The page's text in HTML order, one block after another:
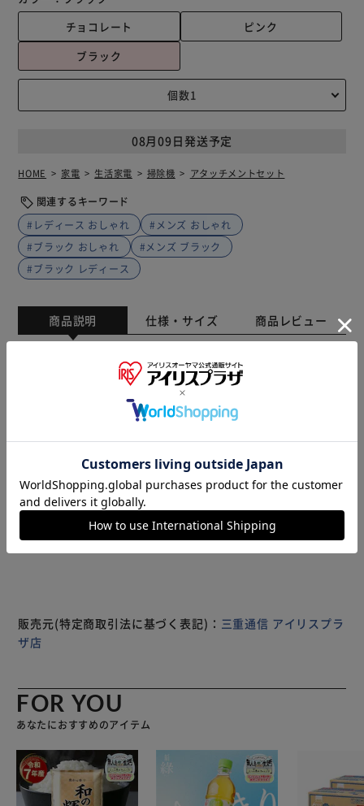
チョコレート
ピンク
ブラック
08月09日発送予定
HOME 家電 生活家電 掃除機 アタッチメントセット
関連するキーワード
#レディース おしゃれ
#メンズ おしゃれ
#ブラック おしゃれ
#メンズ ブラック
#ブラック レディース
商品説明 仕様・サイズ 商品レビュー
外出先や職場でもスマートに靴を履ける、スタイリッシュな
携帯用靴べら。 金属製の靴べらは頑丈で割れにくく、かか
とにフィットするカーブ設計で靴の形を崩しません。 ナス
カン付きでバッグやベルトに装着でき、約41gの軽量設計で
ッチ仕上げと丸みのあるフォルムで、ビジネスにもカジュア
ルにもマッチ。 使い込むほど手になじむレザー調素材で、
経年変化も楽しめます。 全5色展開で好みや用途に応じて選
べ、性別や年齢問わずプレゼントにも最適。 コンパクトな
カン, サイズ：全長：約185mm（収納時：約113mm）, カ
ラー：キャラメル、ブラック、ワインレッド、ピンク、チョ
合により、画像と実物では多少異なる場合がございます。
※製品は予告なく仕様を変更する場合がございます。あらか
じめご了承ください。
販売元(特定商取引法に基づく表記)： 三重通信 アイリスプラ
ザ店
FOR YOU
あなたにおすすめのアイテム